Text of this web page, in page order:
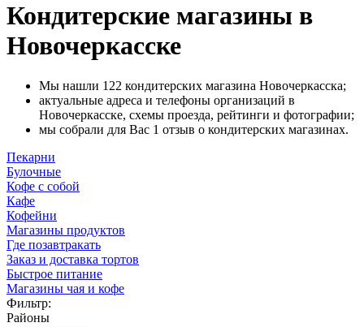
Кондитерские магазины в
Новочеркасске
Мы нашли 122 кондитерских магазина Новочеркасска;
актуальные адреса и телефоны организаций в
Новочеркасске, схемы проезда, рейтинги и фотографии;
мы собрали для Вас 1 отзыв о кондитерских магазинах.
Пекарни
Булочные
Кофе с собой
Кафе
Кофейни
Магазины продуктов
Где позавтракать
Заказ и доставка тортов
Быстрое питание
Магазины чая и кофе
Фильтр:
Районы